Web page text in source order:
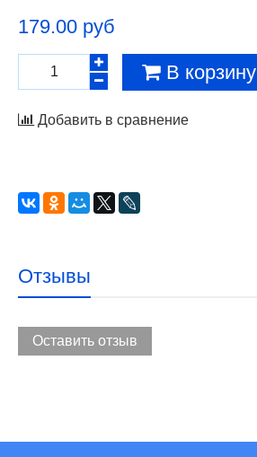
179.00 руб
В корзину
Добавить в сравнение
Отзывы
Оставить отзыв